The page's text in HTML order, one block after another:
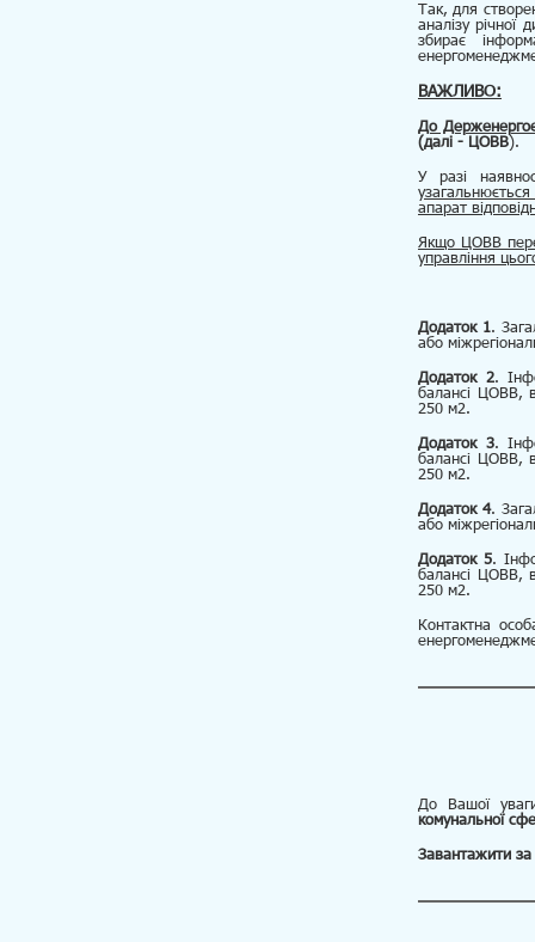
Так, для
аналізу річної
збирає
ВАЖЛИВО:
До
(далі - ЦОВВ).
У разі
апарат
Якщо ЦОВВ
управління
Додаток 1.
або
Додаток 2.
балансі ЦОВВ,
250 м2.
Додаток 3.
балансі ЦОВВ,
250 м2.
Додаток 4.
або
Додаток 5.
балансі ЦОВВ,
250 м2.
Контактна
До Вашої
комунальної
Завантажити